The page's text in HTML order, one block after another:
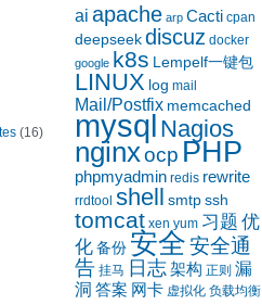
(16)
ai apache arp Cacti cpan
deepseek discuz docker
google k8s Lempelf一键包
LINUX log mail
Mail/Postfix memcached
mysql Nagios
nginxocp PHP
phpmyadmin redis rewrite
rrdtool shell smtp ssh
tomcat xen yum 习题 优
化 备份 安全安全通
告 挂马 日志架构 正则 漏
洞 答案 网卡 虚拟化 负载均衡